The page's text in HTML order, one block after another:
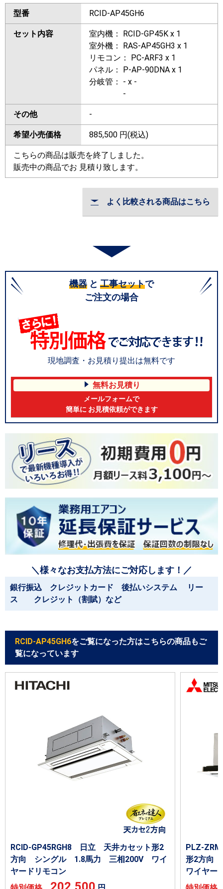
型番 RCID-AP45GH6
セット内容
室内機： RCID-GP45K x 1
室外機： RAS-AP45GH3 x 1
リモコン： PC-ARF3 x 1
パネル： P-AP-90DNA x 1
分岐管： - x -
-
その他 -
希望小売価格 885,500 円(税込)
こちらの商品は販売を終了しました。
販売中の商品でお 見積り致します。
よく比較される商品はこちら
機器 と 工事セットで
ご注文の場合
現地調査・お見積り提出は無料です
無料お見積り
メールフォームで
簡単に お見積依頼ができます
＼様々なお支払方法にご対応します！／
銀行振込 クレジットカード 後払いシステム リー
ス クレジット（割賦）など
RCID-AP45GH6をご覧になった方はこちらの商品もご
覧になっています
RCID-GP45RGH8 日立 天井カセット形2
方向 シングル 1.8馬力 三相200V ワイ
ヤードリモコン
PLZ-
形2方向
ワイヤー